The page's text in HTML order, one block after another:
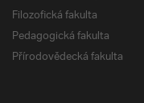
Filozofická fakulta
Pedagogická fakulta
Přírodovědecká fakulta